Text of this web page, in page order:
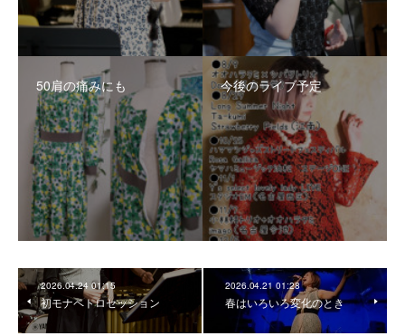
50肩の痛みにも 今後のライブ予定
2026.04.24 01:15
初モナペトロセッション
2026.04.21 01:28
春はいろいろ変化のとき